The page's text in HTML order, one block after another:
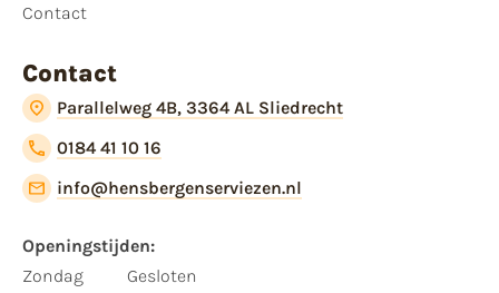
Contact
Contact
Parallelweg 4B, 3364 AL Sliedrecht
0184 41 10 16
info@hensbergenserviezen.nl
Openingstijden:
Zondag
Gesloten